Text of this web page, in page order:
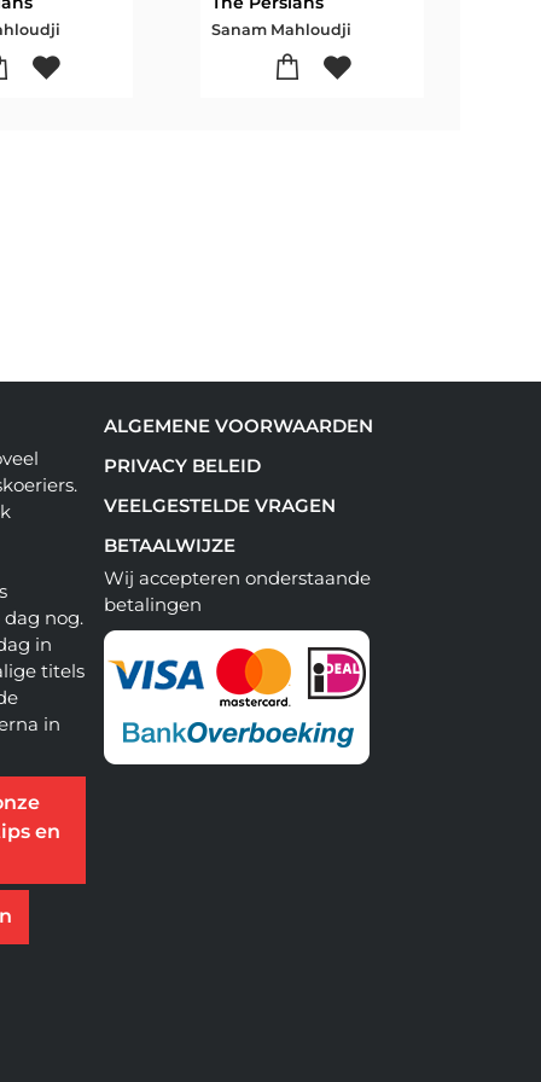
Sanam Mahloudji
nog.
in
titels
in
en
ALGEMENE VOORWAARDEN
PRIVACY BELEID
VEELGESTELDE VRAGEN
BETAALWIJZE
Wij accepteren onderstaande
betalingen